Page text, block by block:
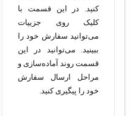
کنید. در این قسمت با
کلیک روی جزییات
می‌توانید سفارش خود را
ببینید. می‌توانید در این
قسمت روند آماده‌سازی و
مراحل ارسال سفارش
خود را پیگیری کنید.